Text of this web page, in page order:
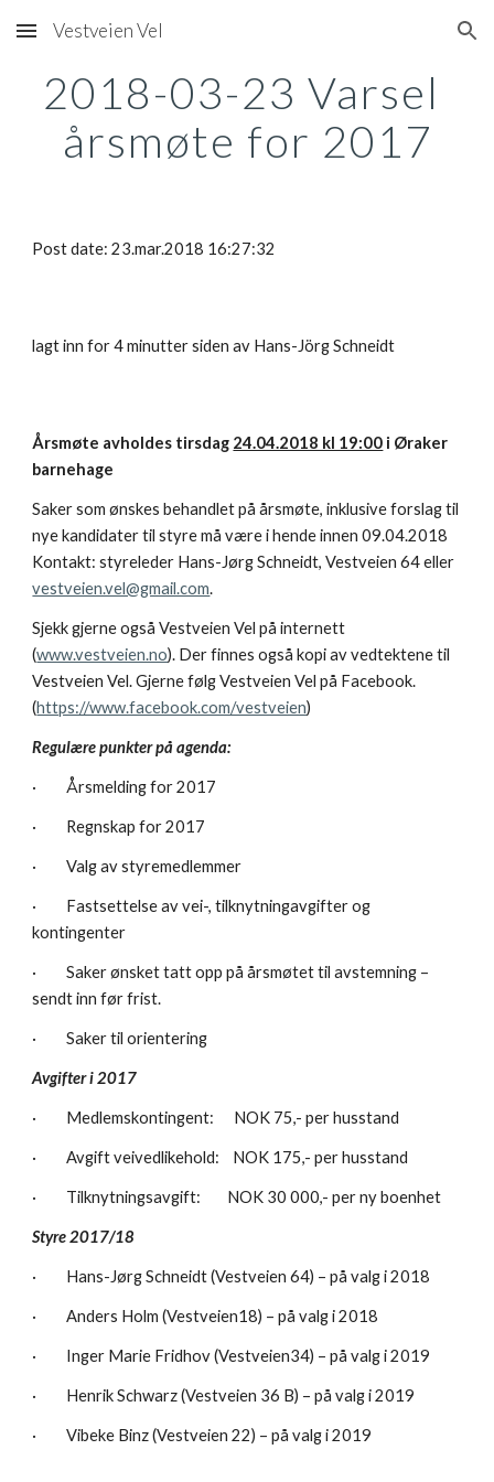
Skip to main content Skip to navigation
Vestveien Vel
2018-03-23 Varsel
årsmøte for 2017
Post date: 23.mar.2018 16:27:32
lagt inn for 4 minutter siden av Hans-Jörg Schneidt
Årsmøte avholdes tirsdag 24.04.2018 kl 19:00 i Øraker
barnehage
Saker som ønskes behandlet på årsmøte, inklusive forslag til
nye kandidater til styre må være i hende innen 09.04.2018
vestveien.vel@gmail.com.
Sjekk gjerne også Vestveien Vel på internett
(www.vestveien.no). Der finnes også kopi av vedtektene til
Vestveien Vel. Gjerne følg Vestveien Vel på Facebook.
(https://www.facebook.com/vestveien)
Regulære punkter på agenda:
·         Årsmelding for 2017
·         Regnskap for 2017
·         Valg av styremedlemmer
·         Fastsettelse av vei-, tilknytningavgifter og
kontingenter
·         Saker ønsket tatt opp på årsmøtet til avstemning –
sendt inn før frist.
·         Saker til orientering
Avgifter i 2017
·         Medlemskontingent:      NOK 75,- per husstand
·         Avgift veivedlikehold:    NOK 175,- per husstand
·         Tilknytningsavgift:        NOK 30 000,- per ny boenhet
Styre 2017/18
·         Hans-Jørg Schneidt (Vestveien 64) – på valg i 2018
·         Anders Holm (Vestveien18) – på valg i 2018
·         Inger Marie Fridhov (Vestveien34) – på valg i 2019
·         Henrik Schwarz (Vestveien 36 B) – på valg i 2019
·         Vibeke Binz (Vestveien 22) – på valg i 2019